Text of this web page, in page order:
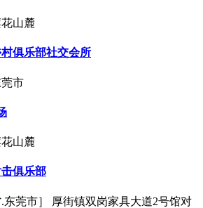
山麓
俱乐部社交会所
市
山麓
俱乐部
东莞市］ 厚街镇双岗家具大道2号馆对